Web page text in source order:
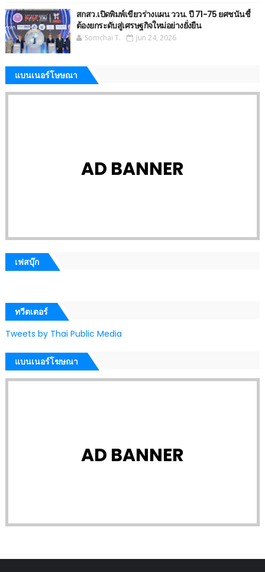
สกสว.เปิดพิมพ์เขียวร่างแผน ววน. ปี 71-75 ยศชนันชี้
ต้องยกระดับสู่เศรษฐกิจใหม่อย่างยั่งยืน
Somchai T. Jun 24, 2026
แบนเนอร์โษษณา
AD BANNER
เฟสบุ๊ก
ทวีตเตอร์
Tweets by Thai Public Media
แบนเนอร์โฆษณา
AD BANNER